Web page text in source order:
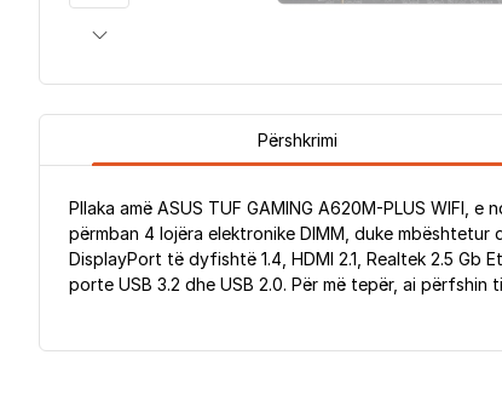
Përshkrimi
Pllaka amë ASUS TUF GAMING A620M-PLUS WIFI,
përmban 4 lojëra elektronike DIMM, duke mbështetur
DisplayPort të dyfishtë 1.4, HDMI 2.1, Realtek 2.5 Gb
porte USB 3.2 dhe USB 2.0. Për më tepër, ai